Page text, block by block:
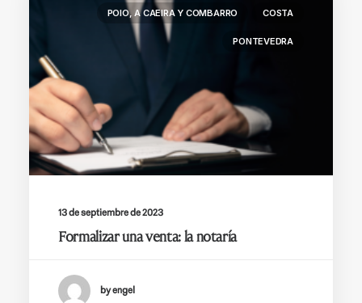
POIO, A CAEIRA Y COMBARRO COSTA
PONTEVEDRA
13 de septiembre de 2023
Formalizar una venta: la notaría
by engel